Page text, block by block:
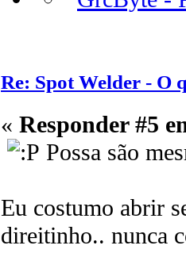
Re: Spot Welder - O
« Responder #5
Possa são
Eu costumo abrir
direitinho.. nunca